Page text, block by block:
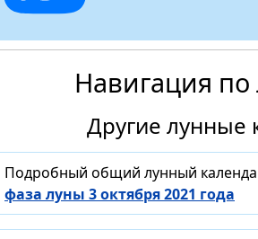
Навигация
Другие лунные
Подробный общий лунный
фаза луны 3 октября 2021 года